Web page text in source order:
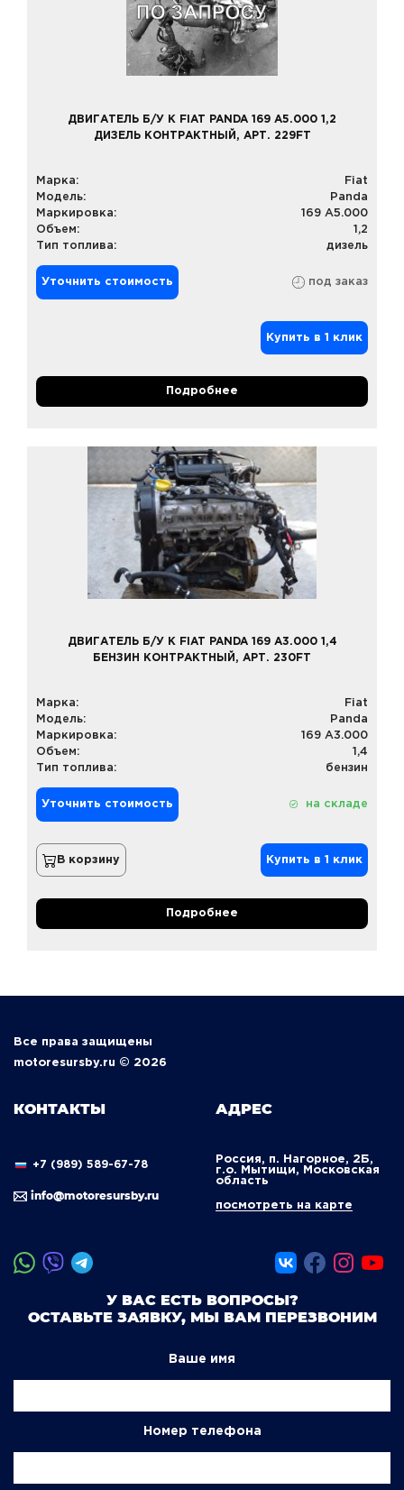
ДВИГАТЕЛЬ Б/У К FIAT PANDA 169 A5.000 1,2
ДИЗЕЛЬ КОНТРАКТНЫЙ, АРТ. 229FT
Марка:
Fiat
Модель:
Panda
Маркировка:
169 A5.000
Объем:
1,2
Тип топлива:
дизель
Уточнить стоимость под заказ
Купить в 1 клик
Подробнее
ДВИГАТЕЛЬ Б/У К FIAT PANDA 169 A3.000 1,4
БЕНЗИН КОНТРАКТНЫЙ, АРТ. 230FT
Марка:
Fiat
Модель:
Panda
Маркировка:
169 A3.000
Объем:
1,4
Тип топлива:
бензин
Уточнить стоимость на складе
В корзину Купить в 1 клик
Подробнее
Все права защищены
motoresursby.ru © 2026
КОНТАКТЫ
+7 (989) 589-67-78
info@motoresursby.ru
АДРЕС
Россия, п. Нагорное, 2Б,
г.о. Мытищи, Московская
область
посмотреть на карте
У ВАС ЕСТЬ ВОПРОСЫ?
ОСТАВЬТЕ ЗАЯВКУ, МЫ ВАМ ПЕРЕЗВОНИМ
Ваше имя
Номер телефона